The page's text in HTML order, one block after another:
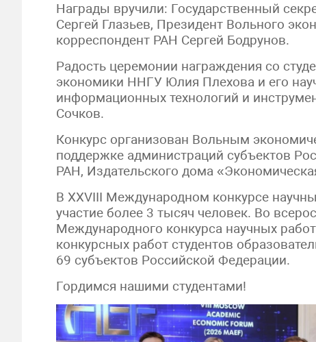
Награды вручили: Государственный
Сергей Глазьев, Президент Вольного
корреспондент РАН Сергей Бодрунов.
Радость церемонии награждения со
экономики ННГУ Юлия Плехова и его
информационных технологий и
Сочков.
Конкурс организован Вольным
поддержке администраций субъектов
РАН, Издательского дома
В XXVIII Международном конкурсе
участие более 3 тысяч человек. Во
Международного конкурса научных
конкурсных работ студентов
69 субъектов Российской Федерации.
Гордимся нашими студентами!